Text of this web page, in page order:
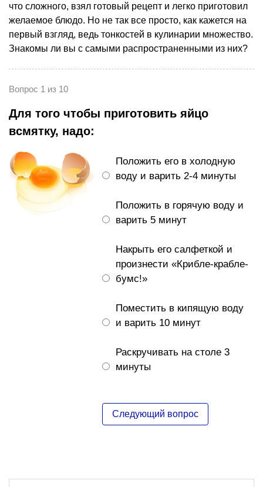
что сложного, взял готовый рецепт и легко приготовил
желаемое блюдо. Но не так все просто, как кажется на
первый взгляд, ведь тонкостей в кулинарии множество.
Знакомы ли вы с самыми распространенными из них?
Вопрос 1 из 10
Для того чтобы приготовить яйцо
всмятку, надо:
Положить его в холодную
воду и варить 2-4 минуты
Положить в горячую воду и
варить 5 минут
Накрыть его салфеткой и
произнести «Крибле-крабле-
бумс!»
Поместить в кипящую воду
и варить 10 минут
Раскручивать на столе 3
минуты